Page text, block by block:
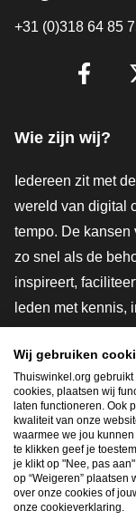
+31 (0)318 64 85
Volg je ons al?
Wie zijn wij?
Iedereen zit met
wereld van digital
tempo. De kansen
zo snel als de
inspireert,
leden met kennis,
innovatievere
shoppen slimmer.
Lid worden
Snel navigeren
Wij gebruiken
Thuiswinkel.org
cookies, plaatsen wij
laten functioneren. Ook
kwaliteit van onze
waarmee we jou
te klikken geef je
je klikt op "Nee, pas
op “Weigeren”
over onze cookies of
onze cookieverklaring.